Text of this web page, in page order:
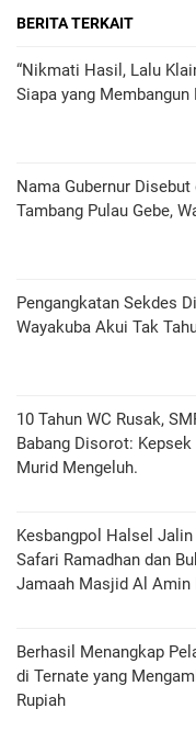
BERITA TERKAIT
“Nikmati Hasil, Lalu
Siapa yang Membangun
Nama Gubernur
Tambang Pulau Gebe,
Pengangkatan Sekdes
Wayakuba Akui Tak
10 Tahun WC Rusak,
Babang Disorot: Kepsek
Murid Mengeluh.
Kesbangpol Halsel
Safari Ramadhan dan
Jamaah Masjid Al Amin
Berhasil Menangkap
di Ternate yang
Rupiah